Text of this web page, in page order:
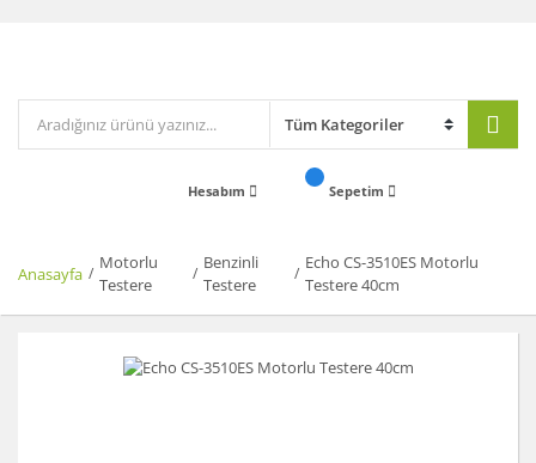
Hesabım Sepetim
Anasayfa
Motorlu
Testere
Benzinli
Testere
Echo CS-3510ES Motorlu
Testere 40cm